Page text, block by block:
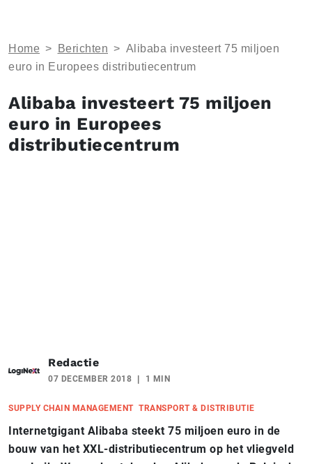
Home > Berichten > Alibaba investeert 75 miljoen
euro in Europees distributiecentrum
Alibaba investeert 75 miljoen
euro in Europees
distributiecentrum
Redactie
07 DECEMBER 2018 1 MIN
SUPPLY CHAIN MANAGEMENT TRANSPORT & DISTRIBUTIE
Internetgigant Alibaba steekt 75 miljoen euro in de
bouw van het XXL-distributiecentrum op het vliegveld